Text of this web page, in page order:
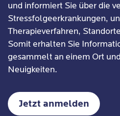
und informiert Sie über die
Stressfolgeerkrankungen,
Therapieverfahren,
Somit erhalten Sie
gesammelt an einem Ort
Neuigkeiten.
Jetzt anmelden